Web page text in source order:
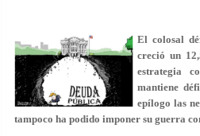
El colosal
creció un
estrategia
mantiene
epílogo las
tampoco ha podido imponer su guerra